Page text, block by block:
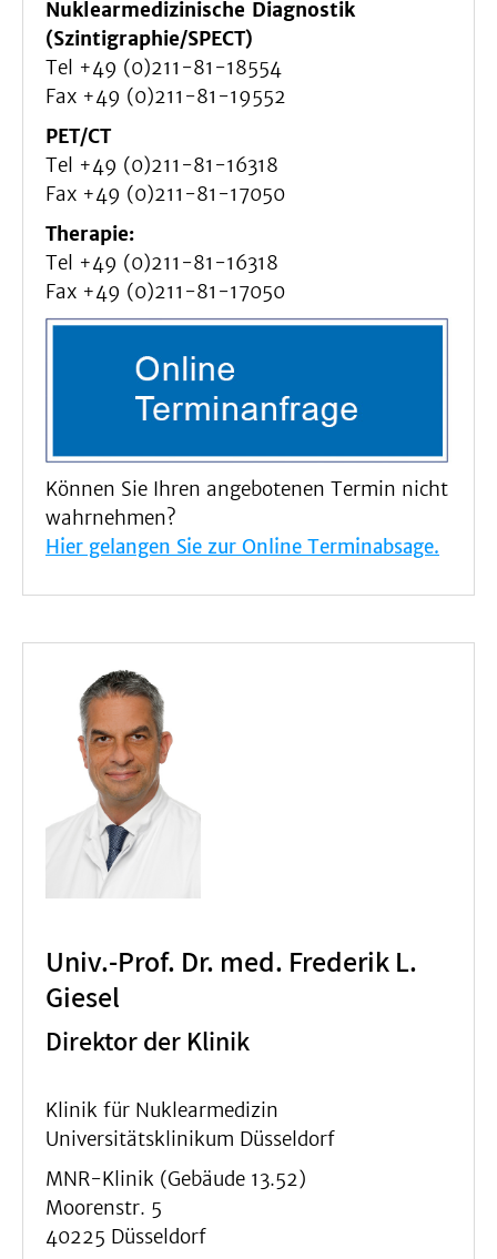
Nuklearmedizinische Diagnostik
(Szintigraphie/SPECT)
Tel +49 (0)211-81-18554
Fax +49 (0)211-81-19552
PET/CT
Tel +49 (0)211-81-16318
Fax +49 (0)211-81-17050
Therapie:
Tel +49 (0)211-81-16318
Fax +49 (0)211-81-17050
Können Sie Ihren angebotenen Termin nicht
wahrnehmen?
Hier gelangen Sie zur Online Terminabsage.
Univ.-Prof. Dr. med. Frederik L.
Giesel
Direktor der Klinik
Klinik für Nuklearmedizin
Universitätsklinikum Düsseldorf
MNR-Klinik (Gebäude 13.52)
Moorenstr. 5
40225 Düsseldorf